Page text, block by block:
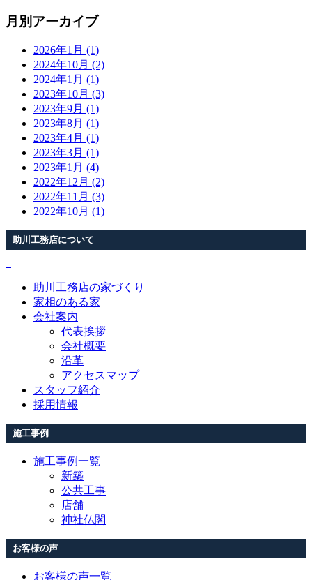
月別アーカイブ
2026年1月 (1)
2024年10月 (2)
2024年1月 (1)
2023年10月 (3)
2023年9月 (1)
2023年8月 (1)
2023年4月 (1)
2023年3月 (1)
2023年1月 (4)
2022年12月 (2)
2022年11月 (3)
2022年10月 (1)
助川工務店について
助川工務店の家づくり
家相のある家
会社案内
代表挨拶
会社概要
沿革
アクセスマップ
スタッフ紹介
採用情報
施工事例
施工事例一覧
新築
公共工事
店舗
神社仏閣
お客様の声
お客様の声一覧